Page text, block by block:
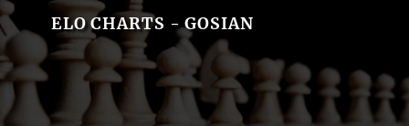
ELO CHARTS - GOSIAN